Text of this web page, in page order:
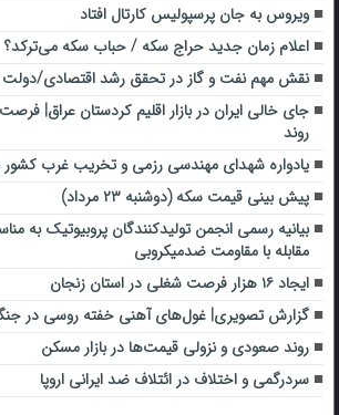
ویروس به جان پرسپولیس کارتال افتاد
اعلام زمان جدید حراج سکه / حباب سکه می‌ترکد؟
نقش مهم نفت و گاز در تحقق رشد اقتصادی/دولت
جای خالی ایران در بازار اقلیم کردستان عراق|
روند
یادواره شهدای مهندسی رزمی و تخریب غرب کشور
پیش بینی قیمت سکه (دوشنبه ۲۳ مرداد)
بیانیه رسمی انجمن تولیدکنندگان پروبیوتیک به
مقابله با مقاومت ضدمیکروبی
ایجاد ۱۶ هزار فرصت شغلی در استان زنجان
گزارش تصویری| غول‌های آهنی خفته روسی در
روند صعودی و نزولی قیمت‌ها در بازار مسکن
سردرگمی و اختلاف در ائتلاف ضد ایرانی اروپا